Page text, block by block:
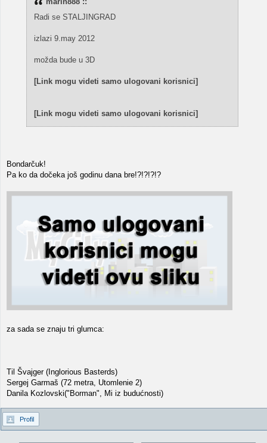
Radi se STALJINGRAD
izlazi 9.may 2012
možda bude u 3D
[Link mogu videti samo ulogovani korisnici]
[Link mogu videti samo ulogovani korisnici]
Bondarčuk!
Pa ko da dočeka još godinu dana bre!?!?!?!?
za sada se znaju tri glumca:
Til Švajger (Inglorious Basterds)
Sergej Garmaš (72 metra, Utomlenie 2)
Danila Kozlovski("Borman", Mi iz budućnosti)
Profil